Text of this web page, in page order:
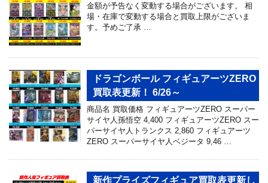
金額が予告なく変動する場合がございます。 相
場・在庫で変動する場合と買取上限がございま
す。予めご了承 …
ドラゴンボール フィギュアーツZERO
買取表更新！ 6/26～
商品名 買取価格 フィギュアーツZERO スーパー
サイヤ人孫悟空 4,400 フィギュアーツZERO スー
パーサイヤ人トランクス 2,860 フィギュアーツ
ZERO スーパーサイヤ人ベジータ 9,46 …
新作プライズフィギュア買取表更新し